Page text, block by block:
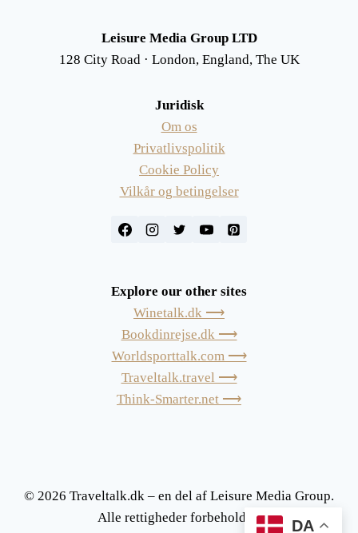
Leisure Media Group LTD
128 City Road · London, England, The UK
Juridisk
Om os
Privatlivspolitik
Cookie Policy
Vilkår og betingelser
Explore our other sites
Winetalk.dk ⟶
Bookdinrejse.dk ⟶
Worldsporttalk.com ⟶
Traveltalk.travel ⟶
Think-Smarter.net ⟶
© 2026 Traveltalk.dk – en del af Leisure Media Group.
Alle rettigheder forbeholdes.
DA